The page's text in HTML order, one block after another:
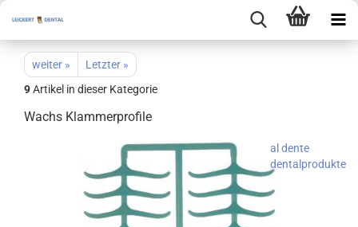
weiter »
Letzter »
9Artikel in dieser Kategorie
Wachs Klammerprofile
al dente
dentalprodukte